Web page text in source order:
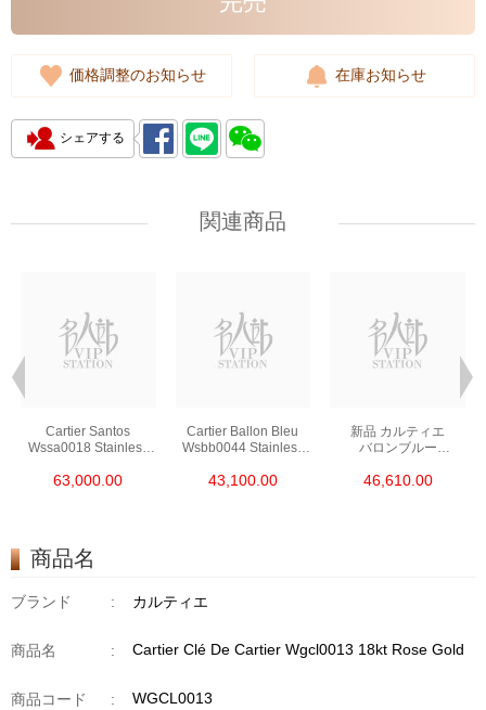
価格調整のお知らせ 在庫お知らせ
シェアする
関連商品
Cartier Santos
Wssa0018 Stainless
63,000.00
Cartier Ballon Bleu
Wsbb0044 Stainless
43,100.00
新品 カルティエ
バロンブルー
クォーツ We902073
46,610.00
商品名
ブランド : カルティエ
商品名 : Cartier Clé De Cartier Wgcl0013 18kt Rose Gold
商品コード : WGCL0013